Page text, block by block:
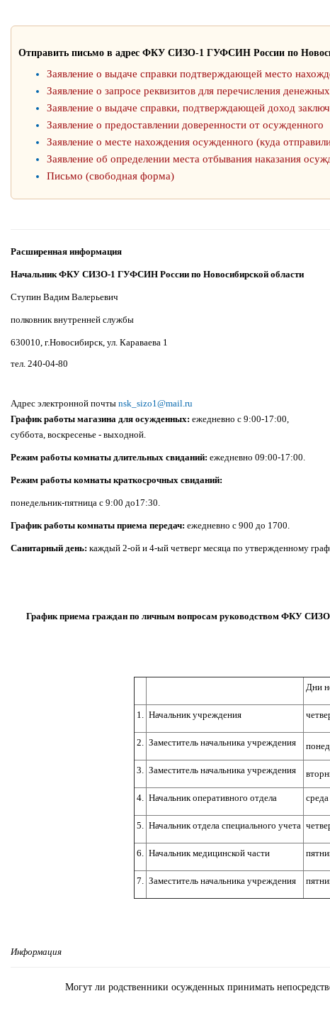
Отправить письмо в адрес ФКУ СИЗО-1 ГУФСИН России по
Заявление о выдаче справки подтверждающей место
Заявление о запросе реквизитов для перечисления
Заявление о выдаче справки, подтверждающей доход
Заявление о предоставлении доверенности от осужденного
Заявление о месте нахождения осужденного (куда
Заявление об определении места отбывания наказания
Письмо (свободная форма)
Расширенная информация
Начальник ФКУ СИЗО-1 ГУФСИН России по Новосибирской области
Ступин Вадим Валерьевич
полковник внутренней службы
630010, г.Новосибирск, ул. Караваева 1
тел. 240-04-80
Адрес электронной почты nsk_sizo1@mail.ru
График работы магазина для осужденных: ежедневно с 9:00-17:00,
суббота, воскресенье - выходной.
Режим работы комнаты длительных свиданий: ежедневно 09:00-17:00.
Режим работы комнаты краткосрочных свиданий:
понедельник-пятница с 9:00 до17:30.
График работы комнаты приема передач: ежедневно с 900 до 1700.
Санитарный день: каждый 2-ой и 4-ый четверг месяца по утвержденному
График приема граждан по личным вопросам руководством ФКУ
Дни
1. Начальник учреждения
2. Заместитель начальника учреждения
3. Заместитель начальника учреждения
4. Начальник оперативного отдела среда
5. Начальник отдела специального учета
6. Начальник медицинской части
7. Заместитель начальника учреждения
Информация
Могут ли родственники осужденных принимать